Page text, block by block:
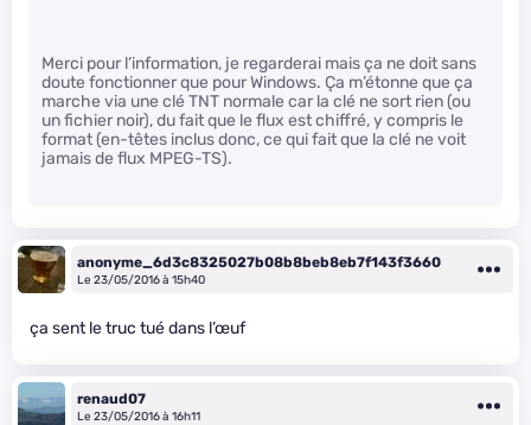
Merci pour l’information, je regarderai mais ça ne doit sans
doute fonctionner que pour Windows. Ça m’étonne que ça
marche via une clé TNT normale car la clé ne sort rien (ou
un fichier noir), du fait que le flux est chiffré, y compris le
format (en-têtes inclus donc, ce qui fait que la clé ne voit
jamais de flux MPEG-TS).
anonyme_6d3c8325027b08b8beb8eb7f143f3660
Le 23/05/2016 à 15h40
ça sent le truc tué dans l’œuf
renaud07
Le 23/05/2016 à 16h11